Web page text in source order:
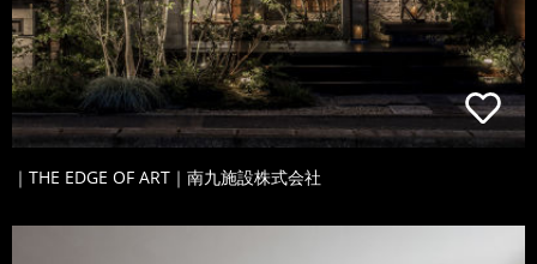
｜THE EDGE OF ART｜南九施設株式会社